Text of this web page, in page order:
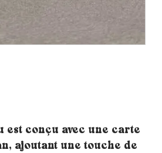
est conçu avec une carte
ajoutant une touche de